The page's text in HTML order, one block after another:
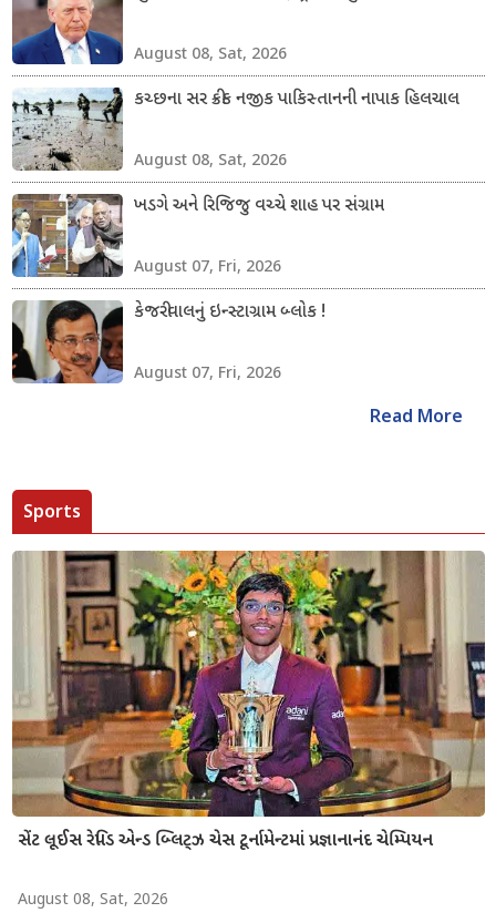
August 08, Sat, 2026
કચ્છના સર ક્રીક નજીક પાકિસ્તાનની નાપાક હિલચાલ
August 08, Sat, 2026
ખડગે અને રિજિજુ વચ્ચે શાહ પર સંગ્રામ
August 07, Fri, 2026
કેજરીવાલનું ઇન્સ્ટાગ્રામ બ્લોક !
August 07, Fri, 2026
Read More
Sports
સેંટ લૂઈસ રેપિડ એન્ડ બ્લિટ્ઝ ચેસ ટૂર્નામેન્ટમાં પ્રજ્ઞાનાનંદ ચેમ્પિયન
August 08, Sat, 2026